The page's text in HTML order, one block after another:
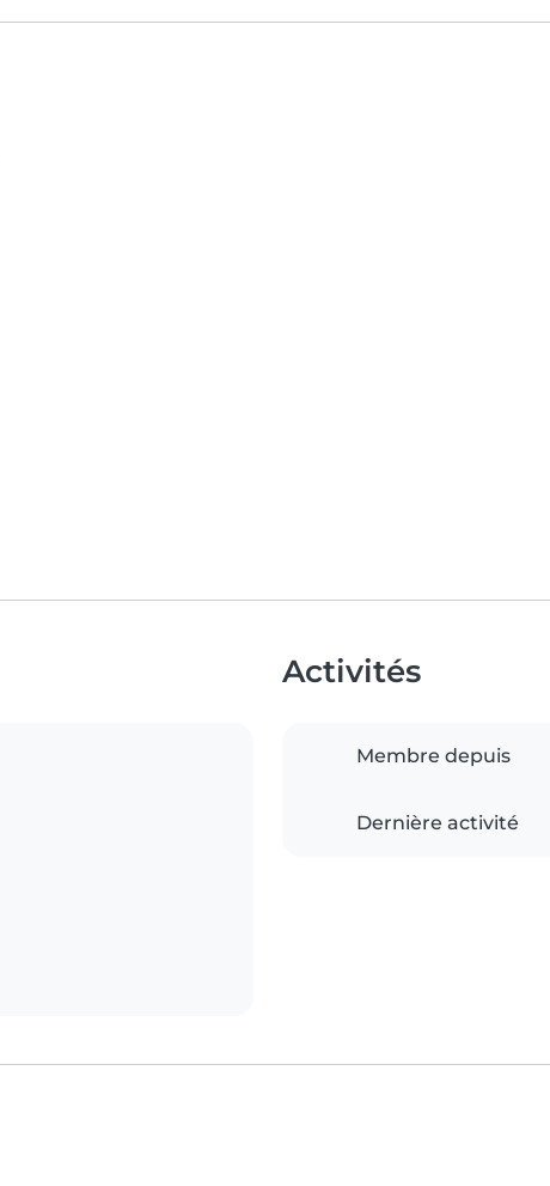
Activités
Membre depuis
Dernière activité